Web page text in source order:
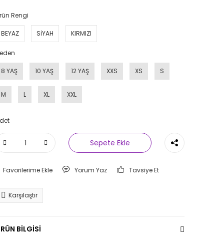
Rengi
BEYAZ SİYAH KIRMIZI
8 YAŞ 10 YAŞ 12 YAŞ XXS XS S
M L XL XXL
Sepete Ekle
Yorum Yaz Tavsiye Et
Karşılaştır
BİLGİSİ